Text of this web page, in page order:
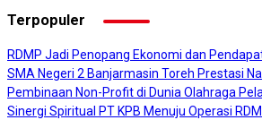
Terpopuler
RDMP Jadi Penopang Ekonomi dan
SMA Negeri 2 Banjarmasin Toreh Prestasi
Pembinaan Non-Profit di Dunia Olahraga
Sinergi Spiritual PT KPB Menuju Operasi